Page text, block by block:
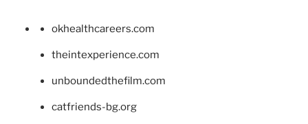
okhealthcareers.com
theintexperience.com
unboundedthefilm.com
catfriends-bg.org